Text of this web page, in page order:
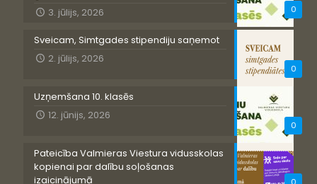
0
3. jūlijs, 2026
0
Sveicam, Simtgades stipendiju saņemot
2. jūlijs, 2026
0
Uzņemšana 10. klasēs
12. jūnijs, 2026
Pateicība Valmieras Viestura vidusskolas
kopienai par dalību soļošanas
izaicinājumā